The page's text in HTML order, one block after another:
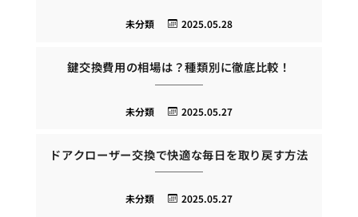
2025.05.28
未分類
鍵交換費用の相場は？種類別に徹底比較！
2025.05.27
未分類
ドアクローザー交換で快適な毎日を取り戻す方法
2025.05.27
未分類